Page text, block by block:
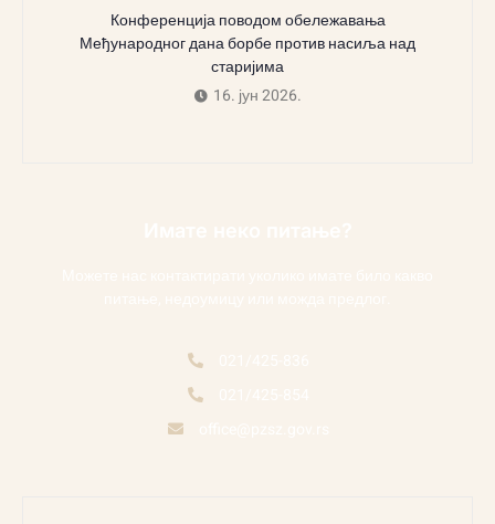
Конференција поводом обележавања
Међународног дана борбе против насиља над
старијима
16. јун 2026.